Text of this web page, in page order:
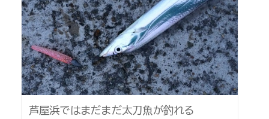
芦屋浜ではまだまだ太刀魚が釣れる